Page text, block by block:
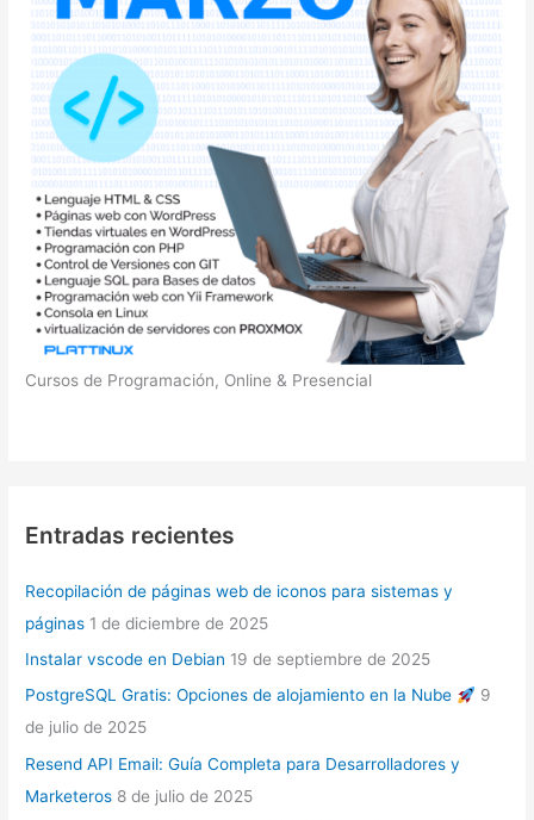
Cursos de Programación, Online & Presencial
Entradas recientes
Recopilación de páginas web de iconos para sistemas y
páginas 1 de diciembre de 2025
Instalar vscode en Debian 19 de septiembre de 2025
PostgreSQL Gratis: Opciones de alojamiento en la Nube
9
de julio de 2025
Resend API Email: Guía Completa para Desarrolladores y
Marketeros 8 de julio de 2025